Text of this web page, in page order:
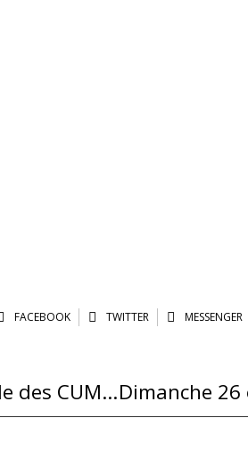
FACEBOOK TWITTER MESSENGER
Rassemblement de la Fédération Régionale des CUMA à Combret